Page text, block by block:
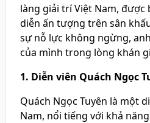
làng giải trí Việt Nam, được
diễn ấn tượng trên sân
sự nỗ lực không ngừng,
của mình trong lòng khán
1. Diễn viên Quách Ngọc
Quách Ngọc Tuyên là một
Nam, nổi tiếng với khả